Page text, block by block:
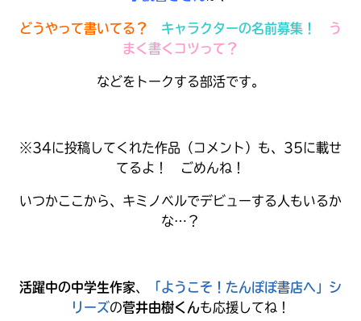
シリーズに
出会える
どうやって書いてる？ キャラクターの名前募集！
う
まく書くコツって？
などをトークする部活です。
※34に投稿してくれた作品（コメント）も、35に載せ
てるよ！ ごめんね！
いつかここから、キミノベルでデビューする人もいるか
な…？
活躍中の中学生作家、
「ようこそ！たんぽぽ書店へ」シ
リーズの菅井由樹くんも応援してね！